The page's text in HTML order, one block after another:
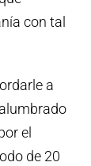
con tal
a
el
de 20